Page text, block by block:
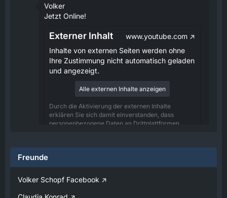
Volker
Jetzt Online!
Externer Inhalt
www.youtube.com
Inhalte von externen Seiten werden ohne
Ihre Zustimmung nicht automatisch geladen
und angezeigt.
Alle externen Inhalte anzeigen
Durch die Aktivierung der externen Inhalte
erklären Sie sich damit einverstanden, dass
personenbezogene Daten an Drittplattformen
Verfügung gestellt.
08:25
Freunde
Volker Schopf Facebook